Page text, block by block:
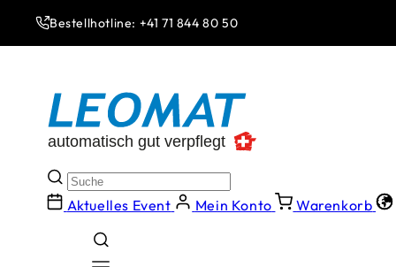
zum
Inhalt
Bestellhotline: +41 71 844 80 50
Aktuelles Event Mein Konto Warenkorb